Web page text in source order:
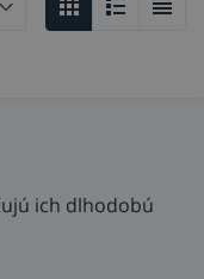
ich dlhodobú